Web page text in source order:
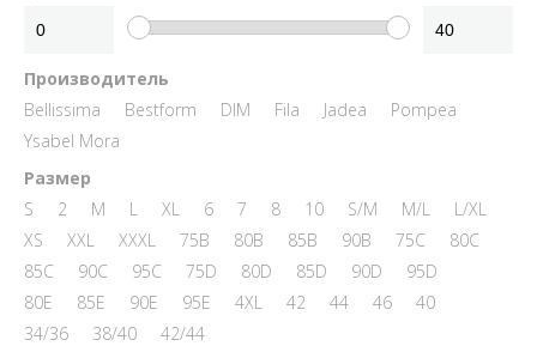
Производитель
Bellissima
Bestform DIM Fila Jadea
Pompea
Ysabel Mora
Размер
S
2 M L XL 6 7 8 10 S/M M/L
L/XL
XS
XXL XXXL 75B 80B 85B 90B 75C
80C
85C
90C 95C 75D 80D 85D 90D
95D
80E
85E 90E 95E 4XL 42 44 46
40
34/36
38/40
42/44